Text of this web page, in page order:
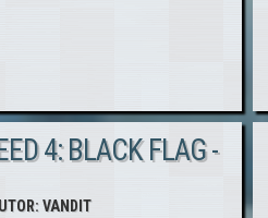
4: BLACK FLAG -
VANDIT